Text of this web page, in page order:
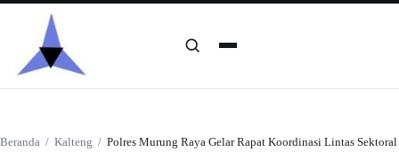
Beranda / Kalteng / Polres Murung Raya Gelar Rapat Koordinasi Lintas Sektoral